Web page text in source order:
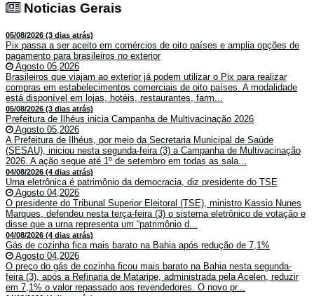
Noticias Gerais
05/08/2026 (3 dias atrás)
Pix passa a ser aceito em comércios de oito países e amplia opções de
pagamento para brasileiros no exterior
Agosto 05,2026
Brasileiros que viajam ao exterior já podem utilizar o Pix para realizar
compras em estabelecimentos comerciais de oito países. A modalidade
está disponível em lojas, hotéis, restaurantes, farm...
05/08/2026 (3 dias atrás)
Prefeitura de Ilhéus inicia Campanha de Multivacinação 2026
Agosto 05,2026
A Prefeitura de Ilhéus, por meio da Secretaria Municipal de Saúde
(SESAU), iniciou nesta segunda-feira (3) a Campanha de Multivacinação
2026. A ação segue até 1º de setembro em todas as sala...
04/08/2026 (4 dias atrás)
Urna eletrônica é patrimônio da democracia, diz presidente do TSE
Agosto 04,2026
O presidente do Tribunal Superior Eleitoral (TSE), ministro Kassio Nunes
Marques, defendeu nesta terça-feira (3) o sistema eletrônico de votação e
disse que a urna representa um “patrimônio d...
04/08/2026 (4 dias atrás)
Gás de cozinha fica mais barato na Bahia após redução de 7,1%
Agosto 04,2026
O preço do gás de cozinha ficou mais barato na Bahia nesta segunda-
feira (3), após a Refinaria de Mataripe, administrada pela Acelen, reduzir
em 7,1% o valor repassado aos revendedores. O novo pr...